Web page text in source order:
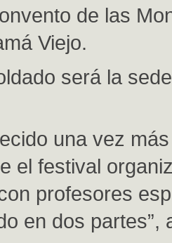
de las
Viejo.
será la
una vez
el festival
profesores
en dos partes”,